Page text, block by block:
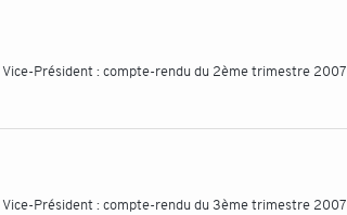
Président : compte-rendu du 2ème trimestre 2007
Président : compte-rendu du 3ème trimestre 2007